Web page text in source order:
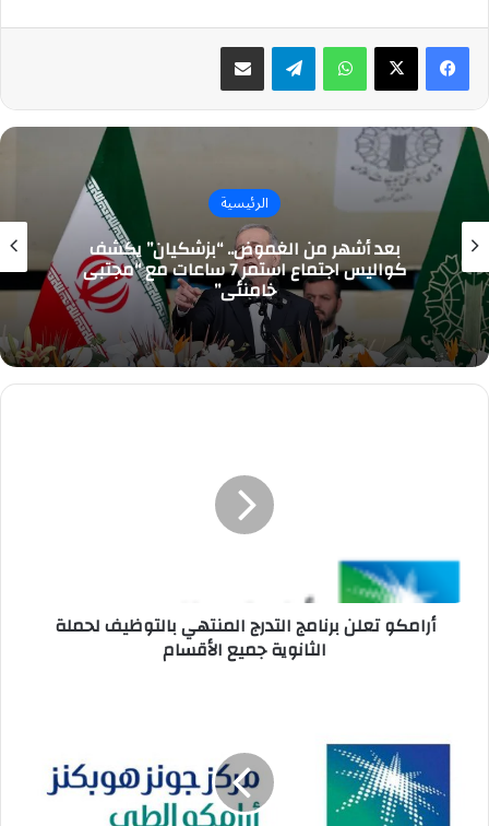
واتسابتيلقرام مشاركة عبر البريد
الرئيسية
بعد أشهر من الغموض.. “بزشكيان” يكشف
كواليس اجتماع استمر 7 ساعات مع “مجتبى
خامنئي”
لحملة
جميع
الأقسامأرامكو تعلن برنامج التدرج المنتهي بالتوظيف لحملة
الثانوية جميع الأقسام
وإدارية
بمركز
أرامكو